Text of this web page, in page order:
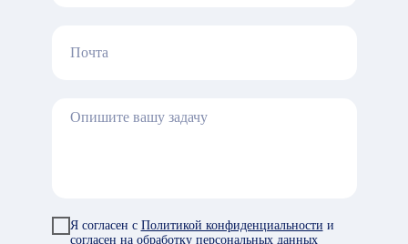
Я согласен с Политикой конфиденциальности и
согласен на обработку персональных данных